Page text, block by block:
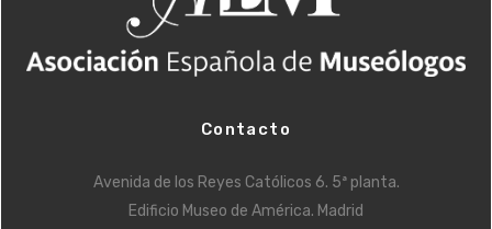
Contacto
Avenida de los Reyes Católicos 6. 5ª planta.
Edificio Museo de América. Madrid